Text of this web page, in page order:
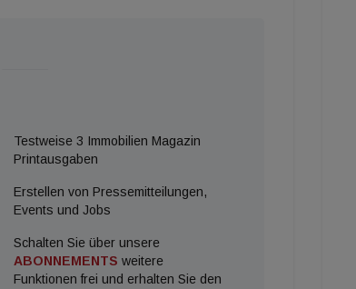
Testweise 3 Immobilien Magazin
Printausgaben
Erstellen von Pressemitteilungen,
Events und Jobs
Schalten Sie über unsere
ABONNEMENTS weitere
Funktionen frei und erhalten Sie den